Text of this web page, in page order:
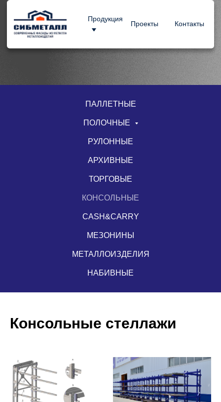
Проекты
ПАЛЛЕТНЫЕ
ПОЛОЧНЫЕ
РУЛОННЫЕ
АРХИВНЫЕ
ТОРГОВЫЕ
КОНСОЛЬНЫЕ
CASH&CARRY
МЕЗОНИНЫ
МЕТАЛЛОИЗДЕЛИЯ
НАБИВНЫЕ
Консольные стеллажи